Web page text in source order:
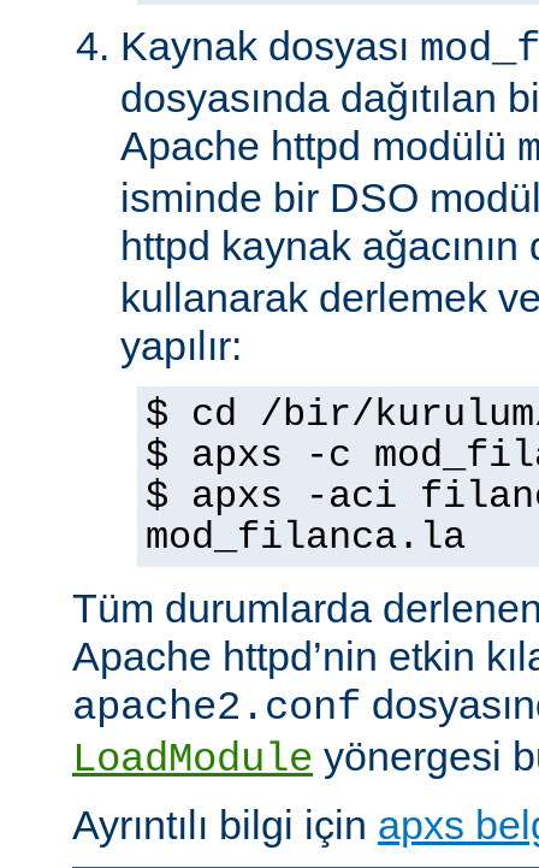
Kaynak dosyası
dosyasında dağıtılan
Apache httpd modülü
isminde bir DSO
httpd kaynak ağacının
kullanarak derlemek
yapılır:
$ cd /bir/
$ apxs -c
$ apxs -aci
mod_filanca.la
Tüm durumlarda
Apache httpd’nin etkin
apache2.conf
LoadModule yönergesi
Ayrıntılı bilgi için apxs